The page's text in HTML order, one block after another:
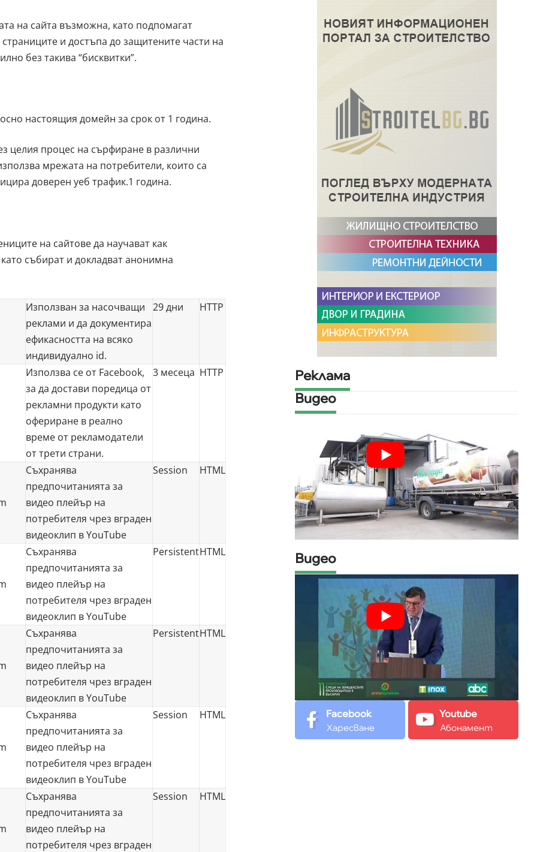
на сайта възможна, като подпомагат
и достъпа до защитените части на
без такива “бисквитки”.
настоящия домейн за срок от 1 година.
целия процес на сърфиране в различни
мрежата на потребители, които са
доверен уеб трафик.1 година.
на сайтове да научават как
събират и докладват анонимна
Използван за насочващи
реклами и да документира
ефикасността на всяко
индивидуално id.
29 дни HTTP
Използва се от Facebook,
за да достави поредица от
рекламни продукти като
офериране в реално
време от рекламодатели
от трети страни.
3 месеца HTTP
Съхранява
предпочитанията за
видео плейър на
потребителя чрез вграден
видеоклип в YouTube
Session HTML
Съхранява
предпочитанията за
видео плейър на
потребителя чрез вграден
видеоклип в YouTube
PersistentHTML
Съхранява
предпочитанията за
видео плейър на
потребителя чрез вграден
видеоклип в YouTube
PersistentHTML
Съхранява
предпочитанията за
видео плейър на
потребителя чрез вграден
видеоклип в YouTube
Session HTML
Съхранява
предпочитанията за
видео плейър на
потребителя чрез вграден
Session HTML
Реклама
Видео
Видео
Facebook
Харесване
Youtube
Абонамент